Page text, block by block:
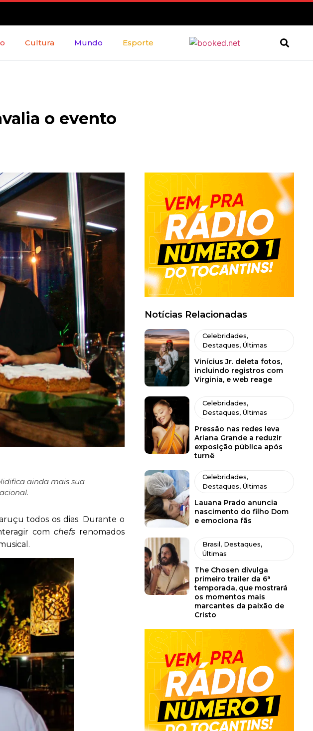
Cultura Mundo Esporte
o evento
ainda mais sua
todos os dias. Durante o
com chefsrenomados
Notícias Relacionadas
Celebridades,
Destaques, Últimas
Vinícius Jr. deleta fotos,
incluindo registros com
Virginia, e web reage
Celebridades,
Destaques, Últimas
Pressão nas redes leva
Ariana Grande a reduzir
exposição pública após
turnê
Celebridades,
Destaques, Últimas
Lauana Prado anuncia
nascimento do filho Dom
e emociona fãs
Brasil, Destaques,
Últimas
The Chosen divulga
primeiro trailer da 6ª
temporada, que mostrará
os momentos mais
marcantes da paixão de
Cristo